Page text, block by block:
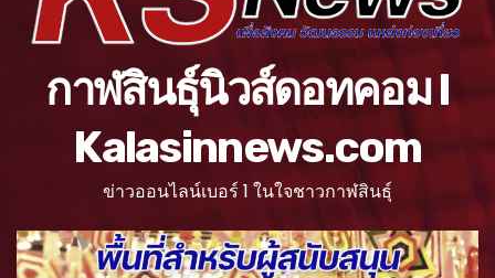
กาฬสินธุ์นิวส์ดอทคอม l
Kalasinnews.com
ข่าวออนไลน์เบอร์ 1 ในใจชาวกาฬสินธุ์